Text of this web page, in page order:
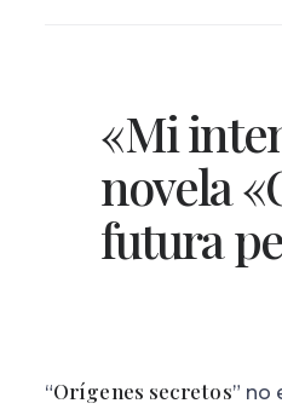
«Mi
novela
futura
“Orígenes secretos” no